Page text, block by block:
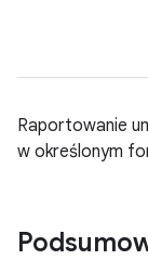
Raportowanie
w określonym